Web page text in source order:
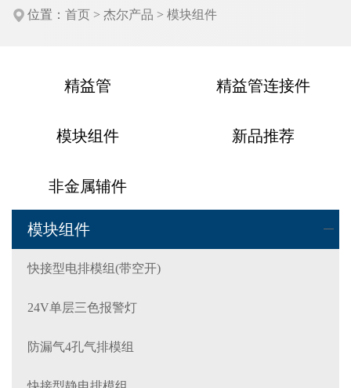
位置： 首页 > 杰尔产品 > 模块组件
精益管 精益管连接件
模块组件 新品推荐
非金属辅件
模块组件
快接型电排模组(带空开)
24V单层三色报警灯
防漏气4孔气排模组